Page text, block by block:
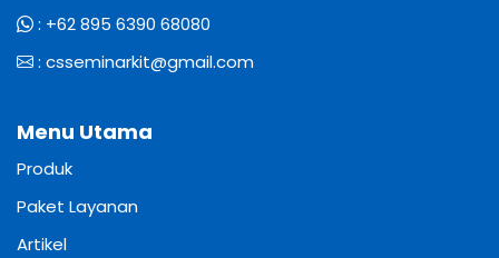
: +62 895 6390 68080
: csseminarkit@gmail.com
Menu Utama
Produk
Paket Layanan
Artikel